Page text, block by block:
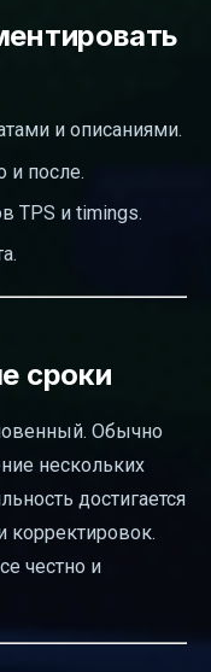
и описаниями.
и после.
TPS и timings.
сроки
Обычно
нескольких
достигается
корректировок.
честно и